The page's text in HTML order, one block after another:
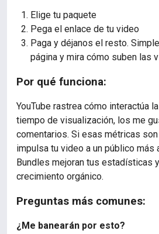
Elige tu paquete
Pega el enlace de tu video
Paga y déjanos el resto.
página y mira cómo suben las
Por qué funciona:
YouTube rastrea cómo interactúa
tiempo de visualización, los me
comentarios. Si esas métricas
impulsa tu video a un público más
Bundles mejoran tus estadísticas
crecimiento orgánico.
Preguntas más comunes:
¿Me banearán por esto?